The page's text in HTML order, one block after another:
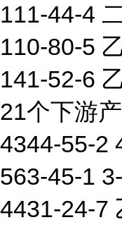
111-44-4
110-80-5
141-52-6
21个下游
4344-55-2
563-45-1
4431-24-7